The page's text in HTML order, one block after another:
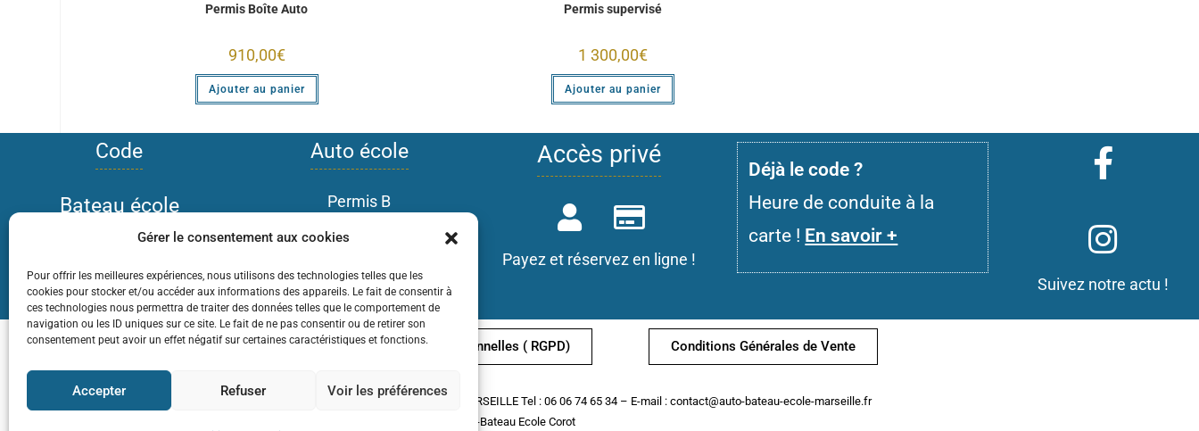
Gérer le consentement aux cookies
Pour offrir les meilleures expériences, nous utilisons des technologies telles que les
cookies pour stocker et/ou accéder aux informations des appareils. Le fait de consentir à
ces technologies nous permettra de traiter des données telles que le comportement de
navigation ou les ID uniques sur ce site. Le fait de ne pas consentir ou de retirer son
consentement peut avoir un effet négatif sur certaines caractéristiques et fonctions.
Accepter Refuser Voir les préférences
Permis Boîte Auto
910,00€
Ajouter au panier
Permis supervisé
1 300,00€
Ajouter au panier
Code
Bateau école
Auto école
Permis B
Permis Boîte auto
Conduite supervisée
Accès privé
Payez et réservez en ligne !
Déjà le code ?
Heure de conduite à la
carte ! En savoir +
Suivez notre actu !
Mentions légales Données personnelles ( RGPD) Conditions Générales de Vente
Auto-Bateau Ecole Corot : Bâtiment F Résidence Corot –
13013 MARSEILLE Tel : 06 06 74 65 34 – E-mail : contact@auto-bateau-ecole-marseille.fr
© Auto-Bateau Ecole Corot